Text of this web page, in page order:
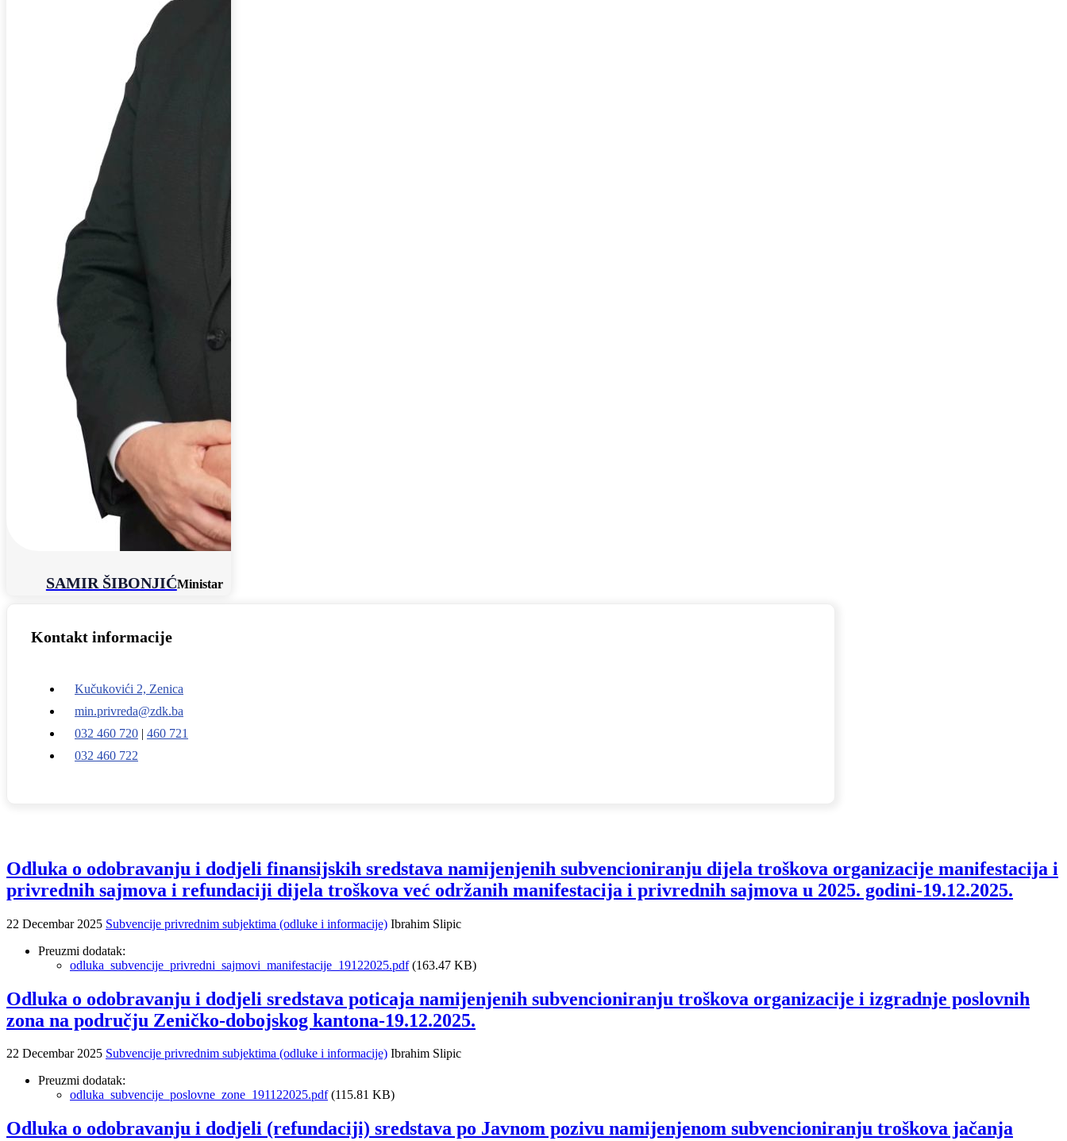
SAMIR ŠIBONJIĆMinistar
Kontakt informacije
Kučukovići 2, Zenica
min.privreda@zdk.ba
032 460 720 | 460 721
032 460 722
Odluka o odobravanju i dodjeli finansijskih sredstava namijenjenih subvencioniranju dijela troškova organizacije manifestacija i
privrednih sajmova i refundaciji dijela troškova već održanih manifestacija i privrednih sajmova u 2025. godini-19.12.2025.
22 Decembar 2025 Subvencije privrednim subjektima (odluke i informacije) Ibrahim Slipic
Preuzmi dodatak:
odluka_subvencije_privredni_sajmovi_manifestacije_19122025.pdf(163.47 KB)
Odluka o odobravanju i dodjeli sredstava poticaja namijenjenih subvencioniranju troškova organizacije i izgradnje poslovnih
zona na području Zeničko-dobojskog kantona-19.12.2025.
22 Decembar 2025 Subvencije privrednim subjektima (odluke i informacije) Ibrahim Slipic
Preuzmi dodatak:
odluka_subvencije_poslovne_zone_191122025.pdf(115.81 KB)
Odluka o odobravanju i dodjeli (refundaciji) sredstava po Javnom pozivu namijenjenom subvencioniranju troškova jačanja